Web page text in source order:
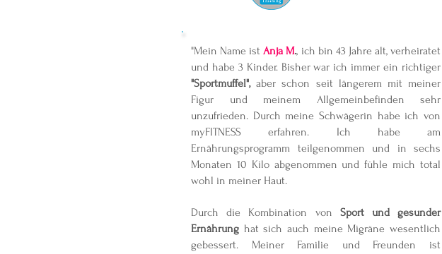
"Mein Name istAnja M., ich bin 43 Jahre alt, verheiratet
und habe 3 Kinder. Bisher war ich immer ein richtiger
"Sportmuffel",aber schon seit längerem mit meiner
Figur und meinem Allgemeinbefinden sehr
unzufrieden. Durch meine Schwägerin habe ich von
myFITNESS erfahren. Ich habe am
Ernährungsprogramm teilgenommen und in sechs
Monaten 10 Kilo abgenommen und fühle mich total
wohl in meiner Haut.
Durch die Kombination von Sport und gesunder
Ernährung hat sich auch meine Migräne wesentlich
gebessert. Meiner Familie und Freunden ist